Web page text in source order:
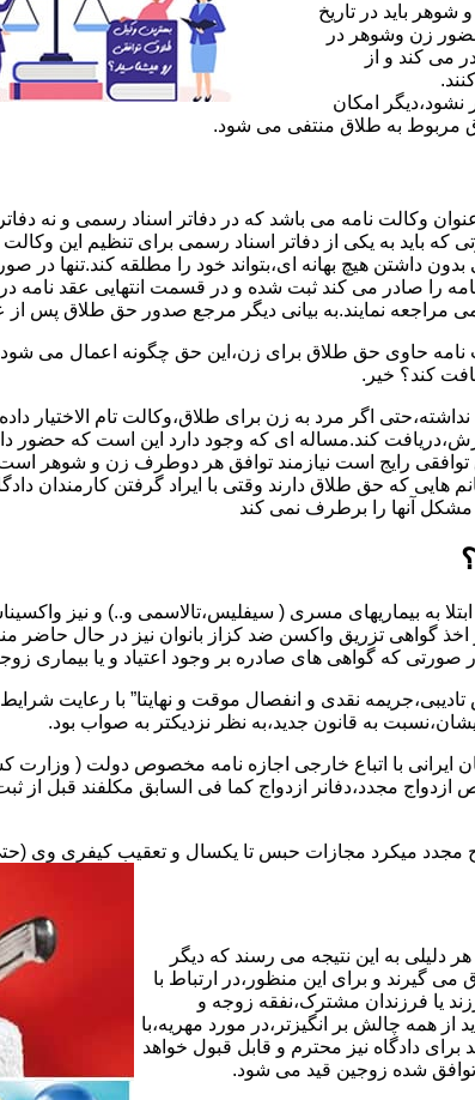
باید در تاریخ
زن وشوهر در
می کند و از
امکان
مربوط به طلاق منتفی می شود.
نامه می باشد که در دفاتر اسناد رسمی و نه
باید به یکی از دفاتر اسناد رسمی برای تنظیم این
داشتن هیچ بهانه ای،بتواند خود را مطلقه کند.تنها
را صادر می کند ثبت شده و در قسمت انتهایی عقد
مراجعه نمایند.به بیانی دیگر مرجع صدور حق طلاق پس از
حاوی حق طلاق برای زن،این حق چگونه اعمال می شود
کند؟ خیر.
اگر مرد به زن برای طلاق،وکالت تام الاختیار
کند.مساله ای که وجود دارد این است که
رایج است نیازمند توافق هر دوطرف زن و شوهر
هایی که حق طلاق دارند وقتی با ایراد گرفتن کارمندان
مشکل آنها را برطرف نمی کند
اخذ گواهی تزریق واکسن ضد کزاز بانوان نیز در حال
صورتی که گواهی های صادره بر وجود اعتیاد و یا بیماری
نقدی و انفصال موقت و نهایتا” با رعایت
به قانون جدید،به نظر نزدیکتر به صواب بود.
نسخ ماده ۱۶ قانون حمایت از خانواده مصوب ۱۳۵۳در خصوص ازدواج مجدد،دفانر ازدواج
مجدد میکرد مجازات حبس تا یکسال و تعقیب کیفری
به این نتیجه می رسند که دیگر
گیرند و برای این منظور،در ارتباط با
یا فرزندان مشترک،نفقه زوجه و
همه چالش بر انگیزتر،در مورد مهریه،با
دادگاه نیز محترم و قابل قبول خواهد
شده زوجین قید می شود.